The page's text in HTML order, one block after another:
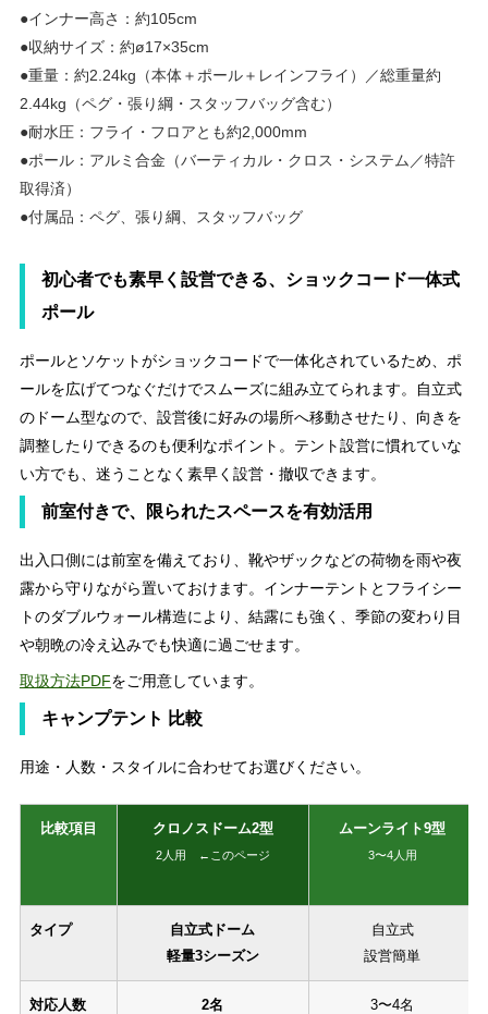
●インナー高さ：約105cm
●収納サイズ：約ø17×35cm
●重量：約2.24kg（本体＋ポール＋レインフライ）／総重量約
2.44kg（ペグ・張り綱・スタッフバッグ含む）
●耐水圧：フライ・フロアとも約2,000mm
●ポール：アルミ合金（バーティカル・クロス・システム／特許
取得済）
●付属品：ペグ、張り綱、スタッフバッグ
初心者でも素早く設営できる、ショックコード一体式
ポール
ポールとソケットがショックコードで一体化されているため、ポ
ールを広げてつなぐだけでスムーズに組み立てられます。自立式
のドーム型なので、設営後に好みの場所へ移動させたり、向きを
調整したりできるのも便利なポイント。テント設営に慣れていな
い方でも、迷うことなく素早く設営・撤収できます。
前室付きで、限られたスペースを有効活用
出入口側には前室を備えており、靴やザックなどの荷物を雨や夜
露から守りながら置いておけます。インナーテントとフライシー
トのダブルウォール構造により、結露にも強く、季節の変わり目
や朝晩の冷え込みでも快適に過ごせます。
取扱方法PDFをご用意しています。
キャンプテント 比較
用途・人数・スタイルに合わせてお選びください。
比較項目 クロノスドーム2型
2人用 ←このページ
ムーンライト9型
3〜4人用
タイプ
自立式ドーム
軽量3シーズン
自立式
設営簡単
対応人数 2名 3〜4名